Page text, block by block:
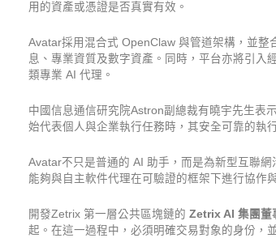
用的資產或憑證是否真實有效。
Avatar採用混合式 OpenClaw 與管道架構，並
息、專業資質及數字資產。同時，平台亦將引入
類專業 AI 代理。
中國信息通信研究院Astron副總裁有曉宇先生表
始代表個人與企業執行任務時，其安全可靠的執
Avatar不只是普通的 AI 助手，而是為新型互聯
能夠與自主軟件代理在可驗證的框架下進行協作
開發Zetrix 第一層公共區塊鏈的 Zetrix AI 集團董
起。在這一過程中，必須明確交易對象的身份，